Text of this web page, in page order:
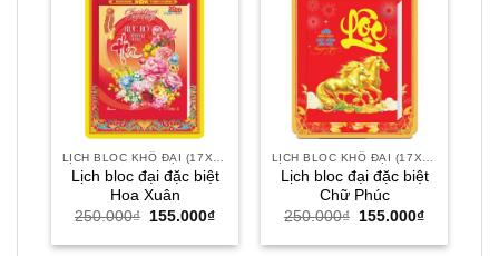
Lịch bloc đại đặc biệt
Hoa Xuân
250.000₫
Giá
là:
155.000₫Giá
tại
Lịch bloc đại đặc biệt
Chữ Phúc
250.000₫
Giá
là:
155.000₫Giá
tại